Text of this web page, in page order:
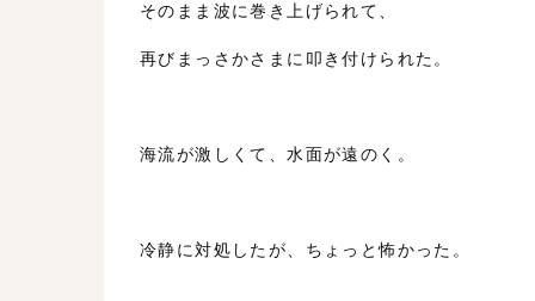
そのまま波に巻き上げられて、
再びまっさかさまに叩き付けられた。
海流が激しくて、水面が遠のく。
冷静に対処したが、ちょっと怖かった。